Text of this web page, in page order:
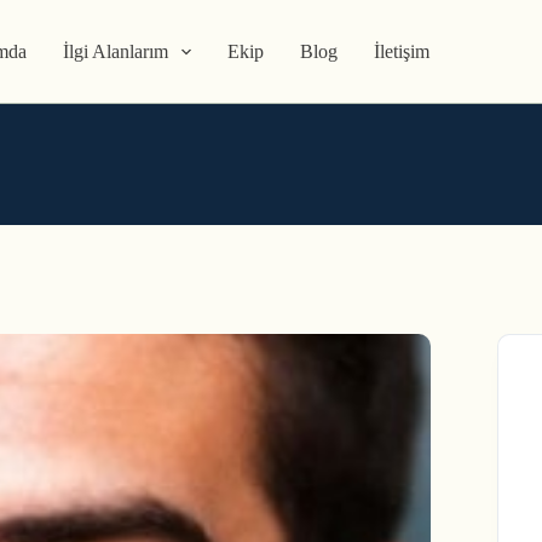
İlgi Alanlarım Ekip Blog İletişim